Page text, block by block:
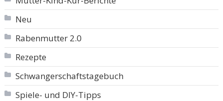
Neu
Rabenmutter 2.0
Rezepte
Schwangerschaftstagebuch
Spiele- und DIY-Tipps